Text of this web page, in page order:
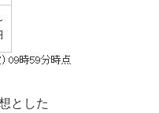
とした